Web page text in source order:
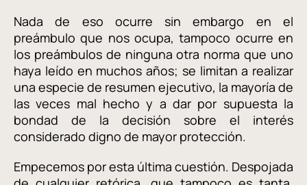
Nada de eso ocurre sin embargo en el
preámbulo que nos ocupa, tampoco ocurre en
los preámbulos de ninguna otra norma que uno
haya leído en muchos años; se limitan a realizar
una especie de resumen ejecutivo, la mayoría de
las veces mal hecho y a dar por supuesta la
bondad de la decisión sobre el interés
considerado digno de mayor protección.
Empecemos por esta última cuestión. Despojada